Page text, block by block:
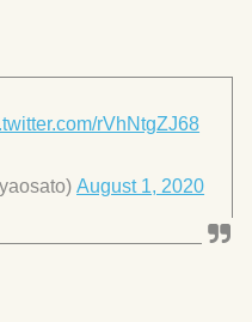
rVhNtgZJ68
August 1, 2020